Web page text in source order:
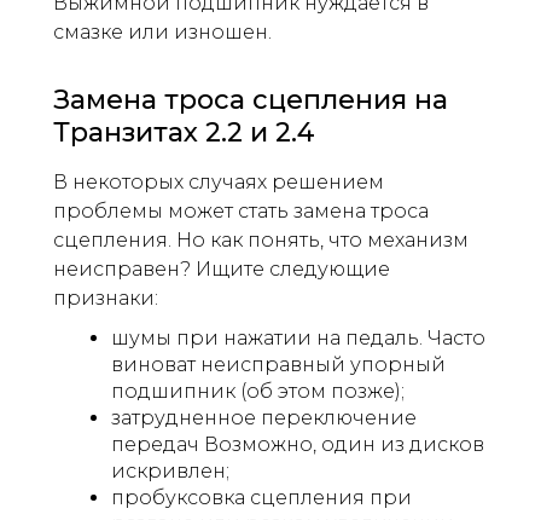
смазке или изношен.
Замена троса сцепления на
Транзитах 2.2 и 2.4
В некоторых случаях решением
проблемы может стать замена троса
сцепления. Но как понять, что механизм
неисправен? Ищите следующие
признаки:
шумы при нажатии на педаль. Часто
виноват неисправный упорный
подшипник (об этом позже);
затрудненное переключение
передач Возможно, один из дисков
искривлен;
пробуксовка сцепления при